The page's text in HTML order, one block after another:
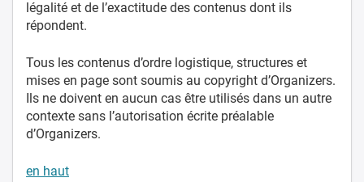
légalité et de l’exactitude des contenus dont ils
répondent.
Tous les contenus d’ordre logistique, structures et
mises en page sont soumis au copyright d’Organizers.
Ils ne doivent en aucun cas être utilisés dans un autre
contexte sans l’autorisation écrite préalable
d’Organizers.
en haut